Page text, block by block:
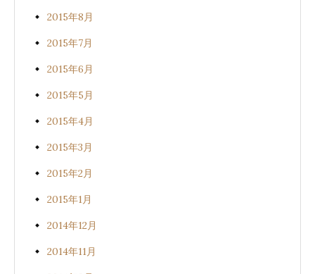
2015年8月
2015年7月
2015年6月
2015年5月
2015年4月
2015年3月
2015年2月
2015年1月
2014年12月
2014年11月